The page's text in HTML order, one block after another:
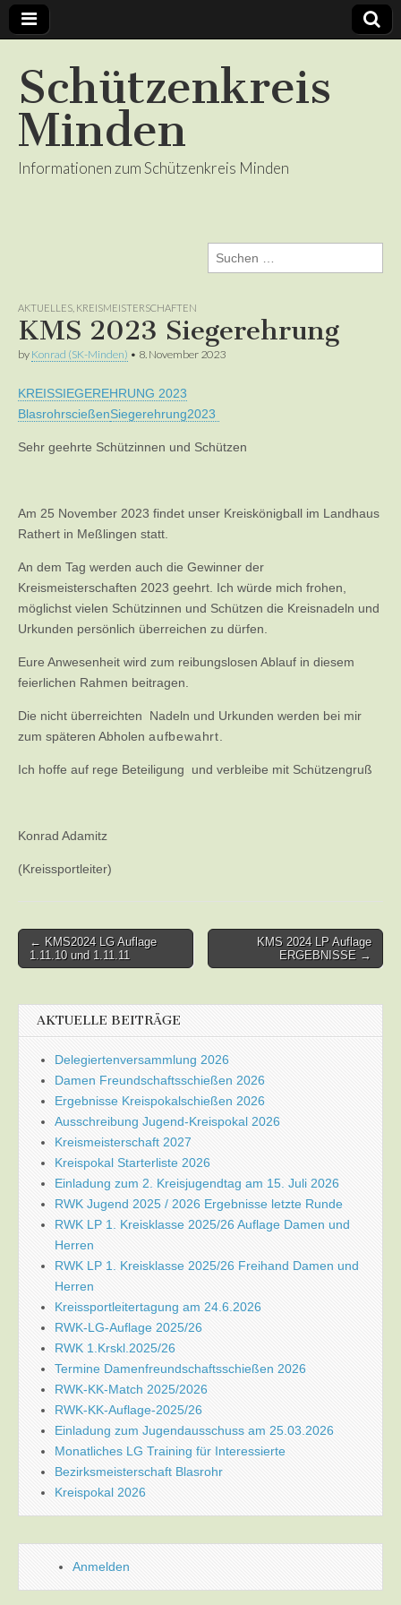
Schützenkreis
Minden
Informationen zum Schützenkreis Minden
Suchen
nach:
AKTUELLES KREISMEISTERSCHAFTEN
KMS 2023 Siegerehrung
by Konrad (SK-Minden) • 8. November 2023
KREISSIEGEREHRUNG 2023
BlasrohrscießenSiegerehrung2023
Sehr geehrte Schützinnen und Schützen
Am 25 November 2023 findet unser Kreiskönigball im Landhaus
Rathert in Meßlingen statt.
An dem Tag werden auch die Gewinner der
Kreismeisterschaften 2023 geehrt. Ich würde mich frohen,
möglichst vielen Schützinnen und Schützen die Kreisnadeln und
Urkunden persönlich überreichen zu dürfen.
Eure Anwesenheit wird zum reibungslosen Ablauf in diesem
feierlichen Rahmen beitragen.
Die nicht überreichten Nadeln und Urkunden werden bei mir
zum späteren Abholen aufbewahrt.
Ich hoffe auf rege Beteiligung und verbleibe mit Schützengruß
Konrad Adamitz
(Kreissportleiter)
Post
navigation
← KMS2024 LG Auflage
1.11.10 und 1.11.11
KMS 2024 LP Auflage
ERGEBNISSE →
AKTUELLE BEITRÄGE
Delegiertenversammlung 2026
Damen Freundschaftsschießen 2026
Ergebnisse Kreispokalschießen 2026
Ausschreibung Jugend-Kreispokal 2026
Kreismeisterschaft 2027
Kreispokal Starterliste 2026
Einladung zum 2. Kreisjugendtag am 15. Juli 2026
RWK Jugend 2025 / 2026 Ergebnisse letzte Runde
RWK LP 1. Kreisklasse 2025/26 Auflage Damen und
Herren
RWK LP 1. Kreisklasse 2025/26 Freihand Damen und
Herren
Kreissportleitertagung am 24.6.2026
RWK-LG-Auflage 2025/26
RWK 1.Krskl.2025/26
Termine Damenfreundschaftsschießen 2026
RWK-KK-Match 2025/2026
RWK-KK-Auflage-2025/26
Einladung zum Jugendausschuss am 25.03.2026
Monatliches LG Training für Interessierte
Bezirksmeisterschaft Blasrohr
Kreispokal 2026
Anmelden